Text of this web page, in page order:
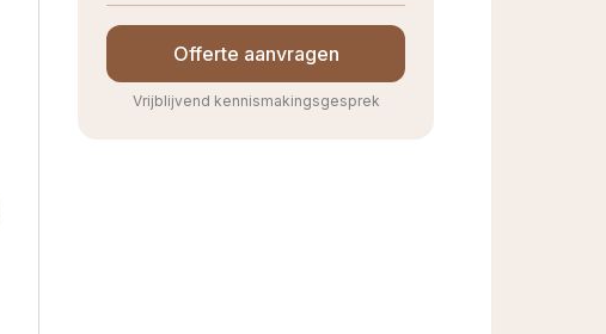
Offerte aanvragen
Vrijblijvend kennismakingsgesprek